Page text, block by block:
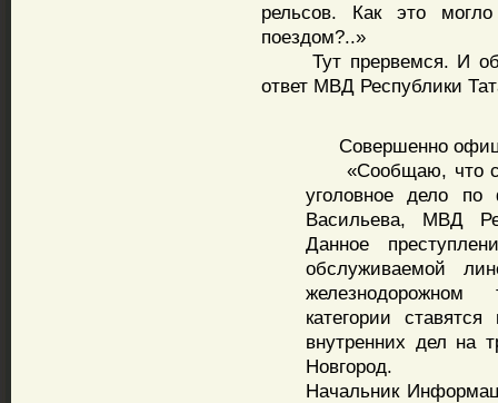
рельсов. Как это
поездом?..»
Тут прервемся. И
ответ МВД Республики
Совершенно
«Сообщаю, что
уголовное дело по
Васильева, МВД
Данное
обслуживаемой
железнодорожном
категории
внутренних дел на
Новгород.
Начальник